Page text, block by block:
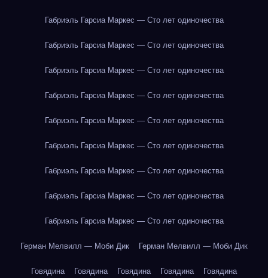
Габриэль Гарсиа Маркес — Сто лет одиночества
Габриэль Гарсиа Маркес — Сто лет одиночества
Габриэль Гарсиа Маркес — Сто лет одиночества
Габриэль Гарсиа Маркес — Сто лет одиночества
Габриэль Гарсиа Маркес — Сто лет одиночества
Габриэль Гарсиа Маркес — Сто лет одиночества
Габриэль Гарсиа Маркес — Сто лет одиночества
Габриэль Гарсиа Маркес — Сто лет одиночества
Габриэль Гарсиа Маркес — Сто лет одиночества
Герман Мелвилл — Моби Дик Герман Мелвилл — Моби Дик
Говядина Говядина Говядина Говядина Говядина